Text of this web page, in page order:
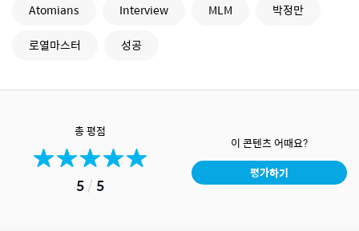
Atomians
Interview MLM
박정만
로열마스터
성공
총 평점
5/ 5
이 콘텐츠 어때요?
평가하기